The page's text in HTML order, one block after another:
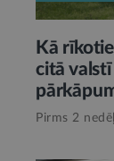
Kā
citā
Pirms 2